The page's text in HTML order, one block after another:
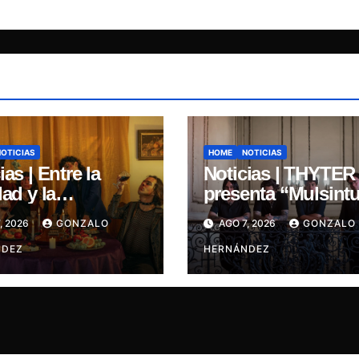
| Entre la
y la
Inercia
su primer
“Marilina”
2026 GONZALO
HOME NOTICIAS
Noticias | THYTER
presenta
un himno de
heavy/power metal
inspirado en
Paniri
AGO 7, 2026 GONZALO
HERNÁNDEZ